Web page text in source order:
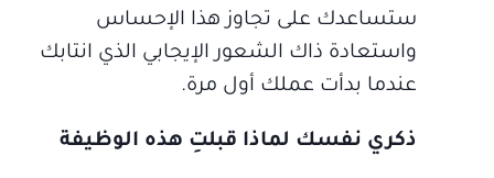
ستساعدك على تجاوز هذا الإحساس
واستعادة ذاك الشعور الإيجابي الذي انتابك
عندما بدأت عملك أول مرة.
ذكري نفسك لماذا قبلتِ هذه الوظيفة